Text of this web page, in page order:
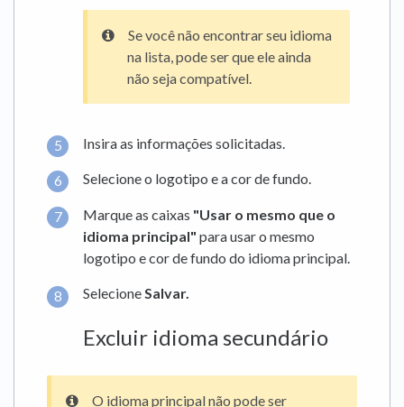
Se você não encontrar seu idioma
na lista, pode ser que ele ainda
não seja compatível.
Insira as informações solicitadas.
Selecione o logotipo e a cor de fundo.
Marque as caixas "Usar o mesmo que o
idioma principal" para usar o mesmo
logotipo e cor de fundo do idioma principal.
SelecioneSalvar.
Excluir idioma secundário
O idioma principal não pode ser